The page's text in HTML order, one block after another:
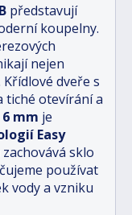
představují
koupelny.
nejen
dveře s
tiché otevírání a
mm je
Easy
sklo
používat
vody a vzniku